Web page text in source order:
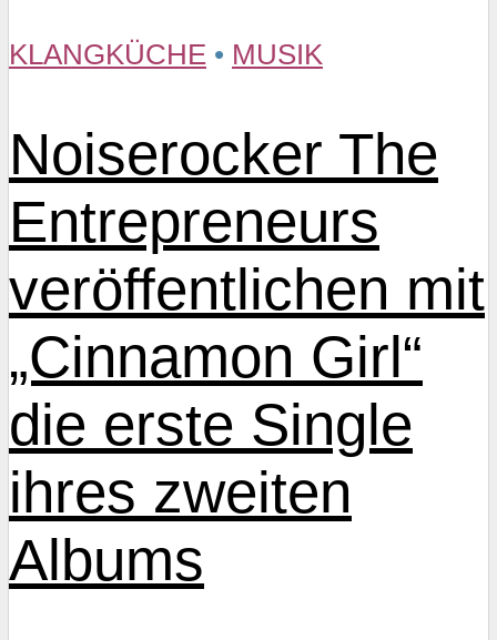
KLANGKÜCHE • MUSIK
Noiserocker The
Entrepreneurs
veröffentlichen mit
„Cinnamon Girl“
die erste Single
ihres zweiten
Albums